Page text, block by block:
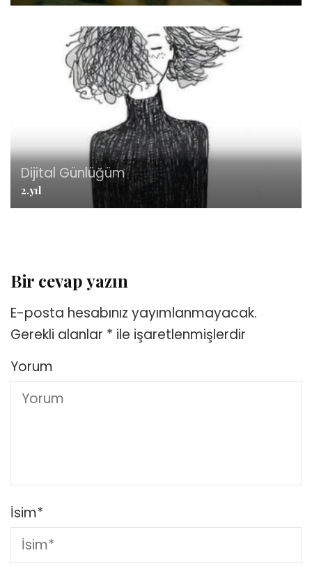
Dijital Günlüğüm
2.yıl
Bir cevap yazın
E-posta hesabınız yayımlanmayacak.
Gerekli alanlar * ile işaretlenmişlerdir
Yorum
İsim*